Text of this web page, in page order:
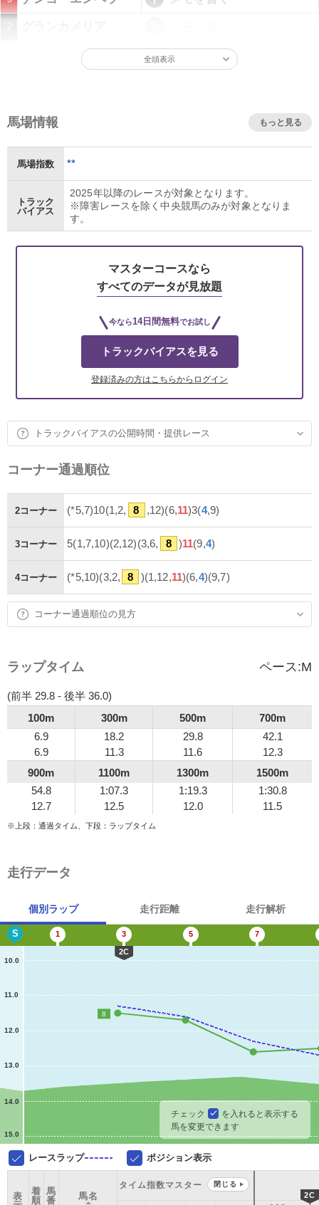
全頭表示
馬場情報 もっと見る
馬場指数 **
トラック
バイアス
2025年以降のレースが対象となります。
※障害レースを除く中央競馬のみが対象となりま
す。
マスターコースなら
すべてのデータが見放題
今なら14日間無料でお試し
トラックバイアスを見る
登録済みの方はこちらからログイン
トラックバイアスの公開時間・提供レース
コーナー通過順位
2コーナー (*5,7)10(1,2, 8 ,12)(6,11)3(4,9)
3コーナー 5(1,7,10)(2,12)(3,6, 8 )11(9,4)
4コーナー (*5,10)(3,2, 8 )(1,12,11)(6,4)(9,7)
コーナー通過順位の見方
ラップタイム ペース:M
(前半 29.8 - 後半 36.0)
100m
300m 500m
700m
6.9
6.9
18.2
11.3
29.8
11.6
42.1
12.3
900m
1100m 1300m
1500m
54.8
12.7
1:07.3
12.5
1:19.3
12.0
1:30.8
11.5
※上段：通過タイム、下段：ラップタイム
走行データ
個別ラップ 走行距離 走行解析
10.0
11.0
12.0
13.0
14.0
15.0
S 1 3
2C
5 7
8
チェック
を入れると表示する
馬を変更できます
レースラップ ポジション表示
表
着
順
馬
番
馬名
タイム指数マスター 閉じる
2C